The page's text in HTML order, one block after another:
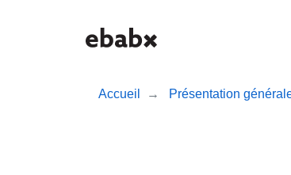
Accueil Présentation